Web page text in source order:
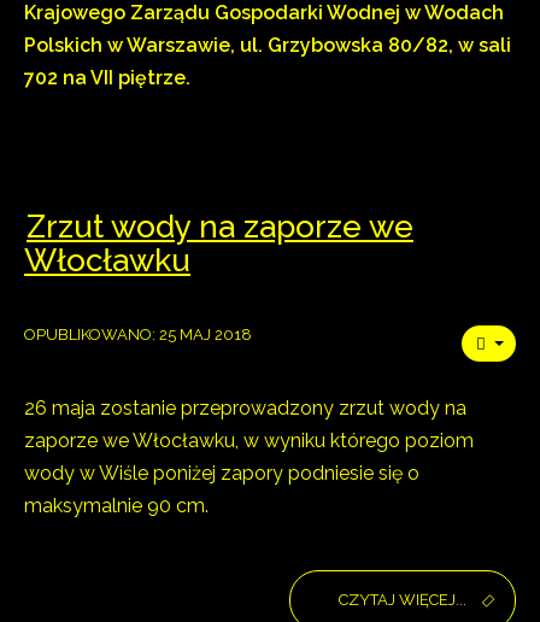
Krajowego Zarządu Gospodarki Wodnej w Wodach
Polskich w Warszawie, ul. Grzybowska 80/82, w sali
702 na VII piętrze.
Zrzut wody na zaporze we
Włocławku
OPUBLIKOWANO: 25 MAJ 2018
26 maja zostanie przeprowadzony zrzut wody na
zaporze we Włocławku, w wyniku którego poziom
wody w Wiśle poniżej zapory podniesie się o
maksymalnie 90 cm.
CZYTAJ WIĘCEJ...